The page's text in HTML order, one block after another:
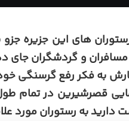
های این جزیره
مسافران و گردشگران
به فکر رفع گرسنگی
قصرشیرین در تمام
به رستوران مورد